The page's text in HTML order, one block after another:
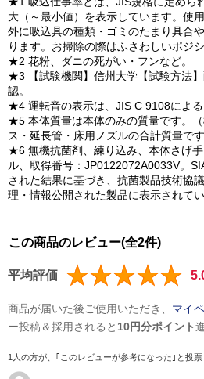
大（～最小値）を表示しています。使
外に吸込具の種類・ゴミのたまり具合
ります。お掃除の際はふさわしいポジ
★2 花粉、ダニの死がい・フンなど。
★3 【試験機関】信州大学【試験方法
認。
★4 運転音の表示は、JIS C 9108による
★5 本体質量は本体のみの質量です。
ス・延長管・床用ノズルの合計質量です
★6 無機抗菌剤、練り込み、本体さげ
ル、取得番号：JP0122072A0033V。
された結果に基づき、抗菌製品技術協
理・情報公開された製品に表示されてい
この商品のレビュー(全2件)
平均評価
商品が届いた後ご使用いただき、 マイ
ー投稿＆採用されると 10円分ポイント
1人の方が、｢このレビューが参考になった｣と投票